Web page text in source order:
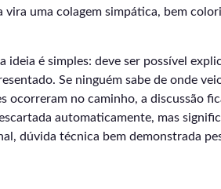
uma colagem simpática, bem
ideia é simples: deve ser possível
Se ninguém sabe de onde
ocorreram no caminho, a discussão
automaticamente, mas
dúvida técnica bem demonstrada